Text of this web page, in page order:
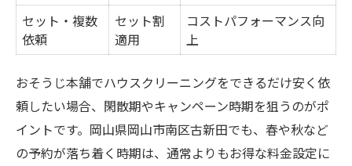
セット・複数
依頼
セット割
適用
コストパフォーマンス向
上
おそうじ本舗でハウスクリーニングをできるだけ安く依
頼したい場合、閑散期やキャンペーン時期を狙うのがポ
イントです。岡山県岡山市南区古新田でも、春や秋など
の予約が落ち着く時期は、通常よりもお得な料金設定に